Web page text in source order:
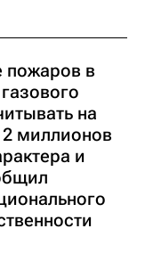
пожаров в
на
миллионов
и